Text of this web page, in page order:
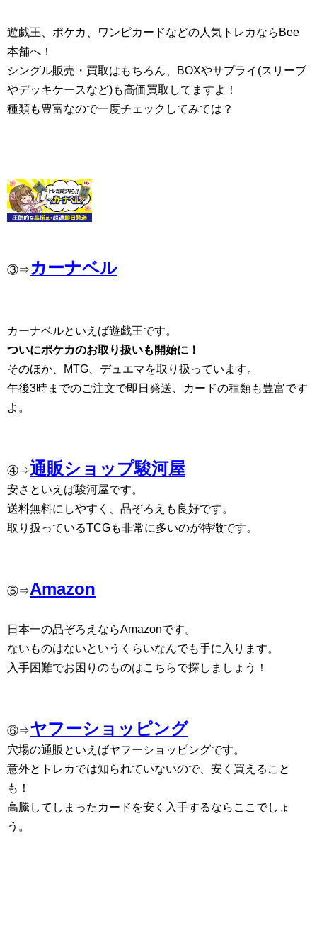
遊戯王、ポケカ、ワンピカードなどの人気トレカならBee
本舗へ！
シングル販売・買取はもちろん、BOXやサプライ(スリーブ
やデッキケースなど)も高価買取してますよ！
種類も豊富なので一度チェックしてみては？
③⇒ カーナベル
カーナベルといえば遊戯王です。
ついにポケカのお取り扱いも開始に！
そのほか、MTG、デュエマを取り扱っています。
午後3時までのご注文で即日発送、カードの種類も豊富です
よ。
④⇒通販ショップ駿河屋
安さといえば駿河屋です。
送料無料にしやすく、品ぞろえも良好です。
取り扱っているTCGも非常に多いのが特徴です。
⑤⇒Amazon
日本一の品ぞろえならAmazonです。
ないものはないというくらいなんでも手に入ります。
入手困難でお困りのものはこちらで探しましょう！
⑥⇒ヤフーショッピング
穴場の通販といえばヤフーショッピングです。
意外とトレカでは知られていないので、安く買えること
も！
高騰してしまったカードを安く入手するならここでしょ
う。